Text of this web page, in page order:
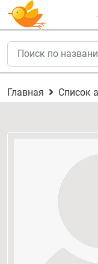
Главная Список